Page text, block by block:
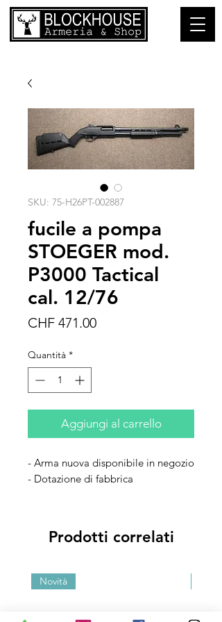
SKU: 75-H26PT-002887
fucile a pompa
STOEGER mod.
P3000 Tactical
cal. 12/76
CHF 471.00Prezzo
Quantità *
Aggiungi al carrello
- Arma nuova disponibile in negozio
- Dotazione di fabbrica
Prodotti correlati
Novità